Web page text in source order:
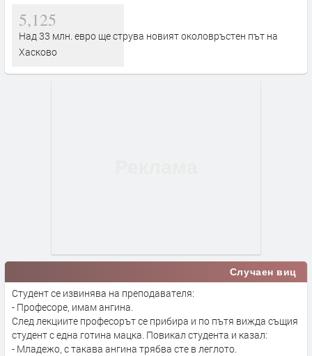
5,125
Над 33 млн. евро ще струва новият околовръстен път на
Хасково
Случаен виц
Студент се извинява на преподавателя:
- Професоре, имам ангина.
След лекциите професорът се прибира и по пътя вижда същия
студент с една готина мацка. Повикал студента и казал:
- Младежо, с такава ангина трябва сте в леглото.